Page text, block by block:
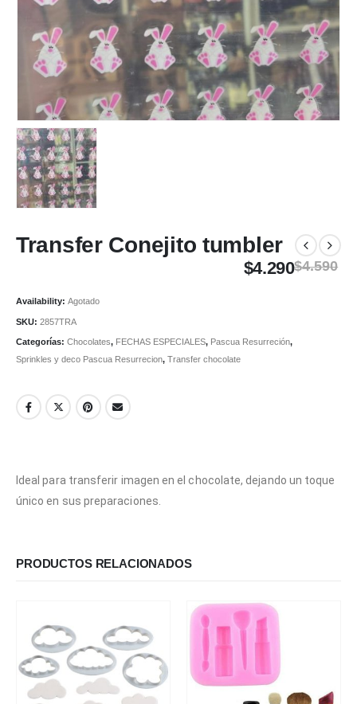
Transfer Conejito tumbler
$4.590
$4.290
Availability: Agotado
SKU: 2857TRA
Categorías: Chocolates, FECHAS ESPECIALES, Pascua Resurreción,
Sprinkles y deco Pascua Resurrecion, Transfer chocolate
Ideal para transferir imagen en el chocolate, dejando un toque
único en sus preparaciones.
PRODUCTOS RELACIONADOS